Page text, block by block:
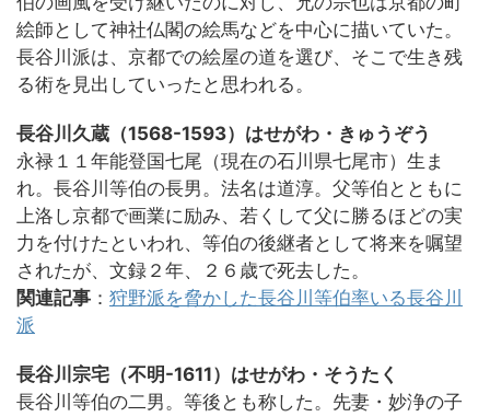
絵師として神社仏閣の絵馬などを中心に描いていた。
長谷川派は、京都での絵屋の道を選び、そこで生き残
る術を見出していったと思われる。
長谷川久蔵（1568-1593）はせがわ・きゅうぞう
永禄１１年能登国七尾（現在の石川県七尾市）生ま
れ。長谷川等伯の長男。法名は道淳。父等伯とともに
上洛し京都で画業に励み、若くして父に勝るほどの実
力を付けたといわれ、等伯の後継者として将来を嘱望
されたが、文録２年、２６歳で死去した。
関連記事 ： 狩野派を脅かした長谷川等伯率いる長谷川
派
長谷川宗宅（不明-1611）はせがわ・そうたく
長谷川等伯の二男。等後とも称した。先妻・妙浄の子